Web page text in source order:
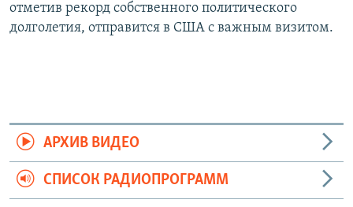
отметив рекорд собственного политического
долголетия, отправится в США с важным визитом.
АРХИВ ВИДЕО
СПИСОК РАДИОПРОГРАММ